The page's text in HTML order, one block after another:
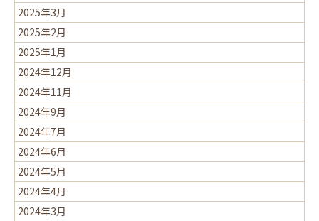
2025年3月
2025年2月
2025年1月
2024年12月
2024年11月
2024年9月
2024年7月
2024年6月
2024年5月
2024年4月
2024年3月